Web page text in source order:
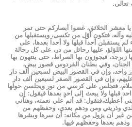
تعالى.
يا معشر الخلائق، غضوا أبصاركم حتى تمر
وآله، فتكون أوّل من تكسى، ويستقبلها من
يستقبلن أحداً قبلها ولا أحداً بعدها، على
اللؤلؤ، عليها رحائل من در، على كل رحالة
زبرجد، فيجوزون بها الصراط، حتى ينتهون بها
الجنان، وفي بطنان الفردوس قصور بيض،
وإن في القصور البيض لسبعين ألف دار
وإن في القصور الصفر لسبعين ألف دار
فتجلس على كرسي من نور ويجلسن حولها
قبلها ولا يبعث إلى احدٍ بعدها فيقول: إن
أعطيك،فتقول: قد أتم علي نعمته، وهنأني
ولدي وذريتي ومن ودهم بعدي، وحفظهم من
غير ان يزول من مكانه: أن سرها وبشرها
ودهم بعدها وحفظهم فيها.